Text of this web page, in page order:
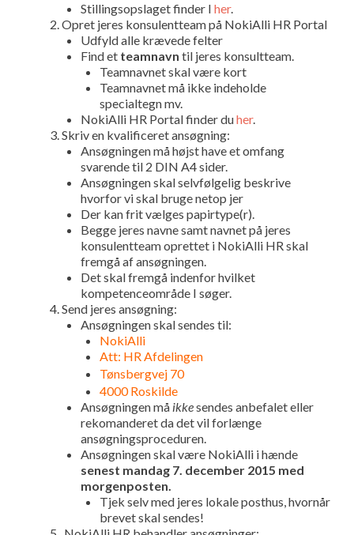
Stillingsopslaget finder I her.
Opret jeres konsulentteam på NokiAlli HR Portal
Udfyld alle krævede felter
Find et teamnavn til jeres konsultteam.
Teamnavnet skal være kort
Teamnavnet må ikke indeholde
specialtegn mv.
NokiAlli HR Portal finder duher.
Skriv en kvalificeret ansøgning:
Ansøgningen må højst have et omfang
svarende til 2 DIN A4 sider.
Ansøgningen skal selvfølgelig beskrive
hvorfor vi skal bruge netop jer
Der kan frit vælges papirtype(r).
Begge jeres navne samt navnet på jeres
konsulentteam oprettet i NokiAlli HR skal
fremgå af ansøgningen.
Det skal fremgå indenfor hvilket
kompetenceområde I søger.
Send jeres ansøgning:
Ansøgningen skal sendes til:
NokiAlli
Att: HR Afdelingen
Tønsbergvej 70
4000 Roskilde
Ansøgningen må ikkesendes anbefalet eller
rekomanderet da det vil forlænge
ansøgningsproceduren.
Ansøgningen skal være NokiAlli i hænde
senest mandag 7. december 2015 med
morgenposten.
Tjek selv med jeres lokale posthus, hvornår
brevet skal sendes!